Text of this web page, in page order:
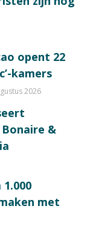
opent 22
kamers
2026
&
met